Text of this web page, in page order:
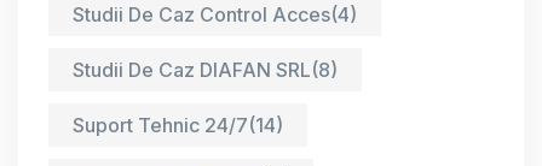
Studii De Caz Control Acces(4)
Studii De Caz DIAFAN SRL(8)
Suport Tehnic 24/7(14)